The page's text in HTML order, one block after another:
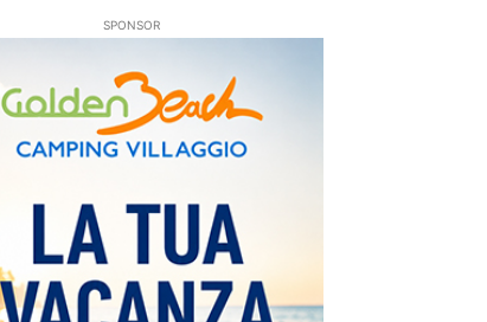
SPONSOR